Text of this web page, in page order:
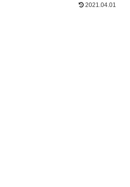
どっちだよ～って感じが...
2021.04.01